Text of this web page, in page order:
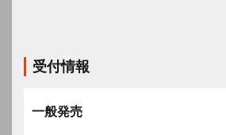
受付情報
一般発売